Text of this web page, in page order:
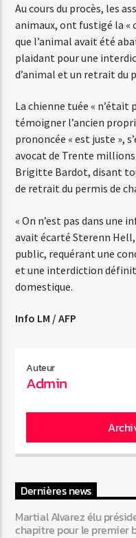
Au cours du procès, les
animaux, ont fustigé la «
que l’animal avait été
plaidant pour une
d’animal et un retrait du
La chienne tuée « n’était
témoigner l’ancien
prononcée « est juste »,
avocat de Trente
Brigitte Bardot, disant
de retrait du permis de
« On n’est pas dans une
avait écarté Sterenn
public, requérant une
et une interdiction
domestique.
Info LM / AFP
Auteur
Admin
Dernières news
Martial Alvarez élu
chapitre pour le premier